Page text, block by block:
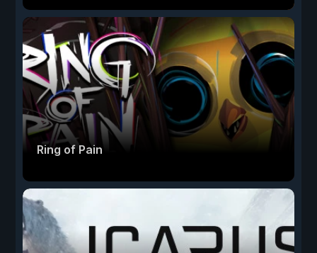
Ring of Pain